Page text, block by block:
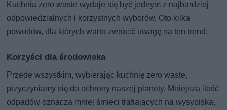
Kuchnia zero waste wydaje się być jednym z najbardziej
odpowiedzialnych i korzystnych wyborów. Oto kilka
powodów, dla których warto zwrócić uwagę na ten trend:
Korzyści dla środowiska
Przede wszystkim, wybierając kuchnię zero waste,
przyczyniamy się do ochrony naszej planety. Mniejsza ilość
odpadów oznacza mniej śmieci trafiających na wysypiska,